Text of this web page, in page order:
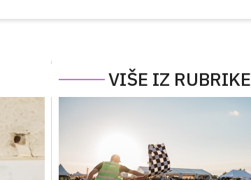
VIŠE IZ RUBRIKE